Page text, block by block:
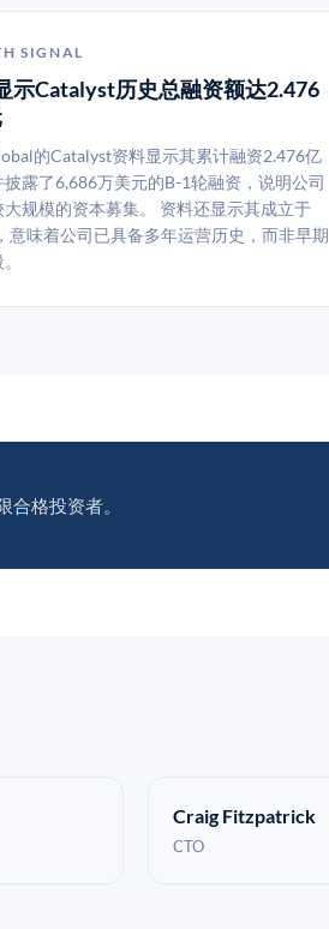
SIGNAL
示Catalyst历史总融资额达2.476
的Catalyst资料显示其累计融资2.476亿
披露了6,686万美元的B-1轮融资，说明公司
大规模的资本募集。 资料还显示其成立于
意味着公司已具备多年运营历史，而非早期
格投资者。
Craig Fitzpatrick
CTO